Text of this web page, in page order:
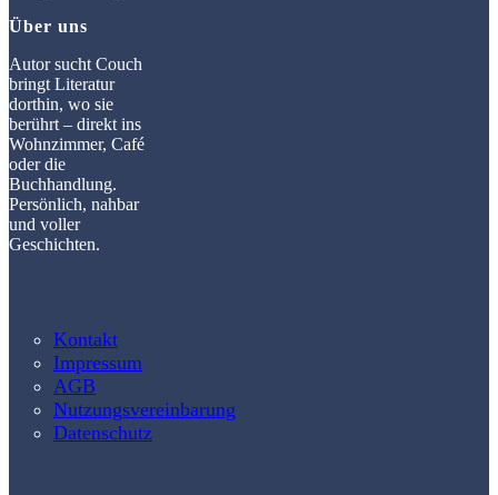
Über uns
Autor sucht Couch
bringt Literatur
dorthin, wo sie
berührt – direkt ins
Wohnzimmer, Café
oder die
Buchhandlung.
Persönlich, nahbar
und voller
Geschichten.
Kontakt
Impressum
AGB
Nutzungsvereinbarung
Datenschutz